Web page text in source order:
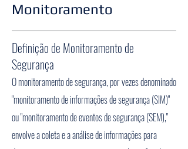
Monitoramento
Definição de Monitoramento de
Segurança
O monitoramento de segurança, por vezes denominado
"monitoramento de informações de segurança (SIM)"
ou "monitoramento de eventos de segurança (SEM),"
envolve a coleta e a análise de informações para